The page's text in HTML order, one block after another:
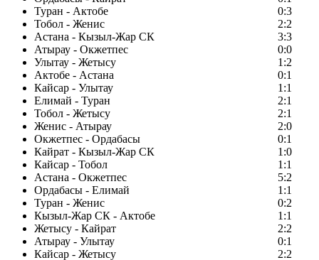
Туран - Актобе
0:3
Тобол - Женис
2:2
Астана - Кызыл-Жар СК
3:3
Атырау - Окжетпес
0:0
Улытау - Жетысу
1:2
Актобе - Астана
0:1
Кайсар - Улытау
1:1
Елимай - Туран
2:1
Тобол - Жетысу
2:1
Женис - Атырау
2:0
Окжетпес - Ордабасы
0:1
Кайрат - Кызыл-Жар СК
1:0
Кайсар - Тобол
1:1
Астана - Окжетпес
5:2
Ордабасы - Елимай
1:1
Туран - Женис
0:2
Кызыл-Жар СК - Актобе
1:1
Жетысу - Кайрат
2:2
Атырау - Улытау
0:1
Кайсар - Жетысу
2:2